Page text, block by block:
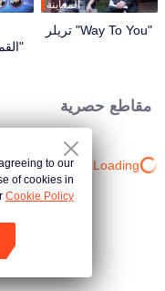
المعاينة
"Way To You" تريلر
مقاطع حصرية
Loading…
to our
of cookies in
Cookie Policy.